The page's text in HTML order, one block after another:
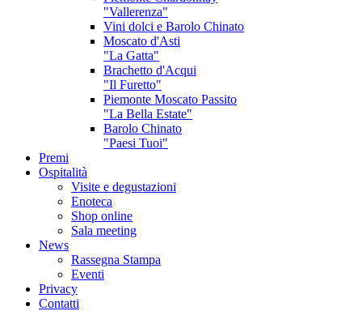
"Vallerenza"
Vini dolci e Barolo Chinato
Moscato d'Asti
"La Gatta"
Brachetto d'Acqui
"Il Furetto"
Piemonte Moscato Passito
"La Bella Estate"
Barolo Chinato
"Paesi Tuoi"
Premi
Ospitalità
Visite e degustazioni
Enoteca
Shop online
Sala meeting
News
Rassegna Stampa
Eventi
Privacy
Contatti